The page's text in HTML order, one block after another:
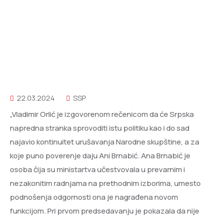
22.03.2024
SSP
„Vladimir Orlić je izgovorenom rečenicom da će Srpska
napredna stranka sprovoditi istu politiku kao i do sad
najavio kontinuitet urušavanja Narodne skupštine, a za
koje puno poverenje daju Ani Brnabić. Ana Brnabić je
osoba čija su ministartva učestvovala u prevarnim i
nezakonitim radnjama na prethodnim izborima, umesto
podnošenja odgornosti ona je nagrađena novom
funkcijom. Pri prvom predsedavanju je pokazala da nije